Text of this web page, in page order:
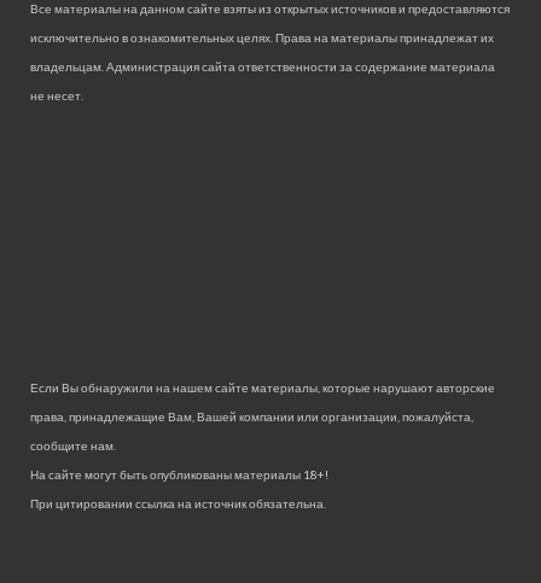
Все материалы на данном сайте взяты из открытых источников и предоставляются
исключительно в ознакомительных целях. Права на материалы принадлежат их
владельцам. Администрация сайта ответственности за содержание материала
не несет.
Если Вы обнаружили на нашем сайте материалы, которые нарушают авторские
права, принадлежащие Вам, Вашей компании или организации, пожалуйста,
сообщите нам.
На сайте могут быть опубликованы материалы 18+!
При цитировании ссылка на источник обязательна.